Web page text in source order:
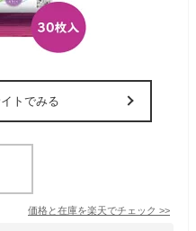
トでみる
価格と在庫を楽天でチェック >>